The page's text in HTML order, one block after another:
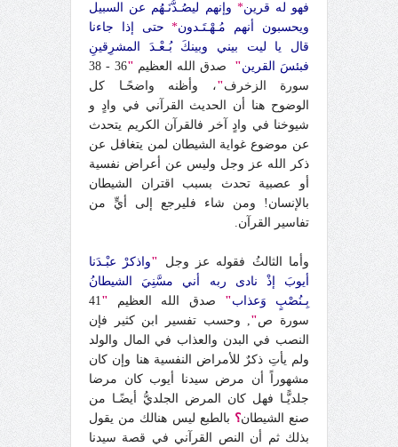
فهو له قرين* وإنهم ليصُـدُّنَـهُم عن السبيل
ويحسبون أنهم مُـهْـتَـدون*حتى إذا جاءنا
قال يا ليت بيني وبينكَ بُـعْـدَ المشرِقينِ
فبئسَ القرين" صدق الله العظيم "
36 - 38
سورة الزخرف"، وأظنه واضحًـا كل
الوضوح هنا أن الحديث القرآني في وادٍ و
شيوخنا في وادٍ آخر فالقرآن الكريم يتحدث
عن موضوع غواية الشيطان لمن يتغافل عن
ذكر الله عز وجل وليس عن أعراض نفسية
أو عصبية تحدث بسبب اقتران الشيطان
بالإنسان! ومن شاء فليرجع إلى أيٍّ من
تفاسير القرآن.
وأما الثالثُ فقوله عز وجل "واذكرْ عبْـدَنا
أيوبَ إذْ نادى ربه أني مسَّنِيَ الشيطانُ
بِـنُصْبٍ وَعذاب" صدق الله العظيم "
41
سورة ص", وحسب تفسير ابن كثير فإن
النصب في البدن والعذاب في المال والولد
ولم يأتِ ذكرٌ للأمراض النفسية هنا وإن كان
مشهوراً أن مرض سيدنا أيوب كان مرضا
جلديًّـا فهل كان المرض الجلديُّ أيضًـا من
صنع الشيطان؟ بالطبع ليس هنالك من يقول
بذلك ثم أن النص القرآني في قصة سيدنا